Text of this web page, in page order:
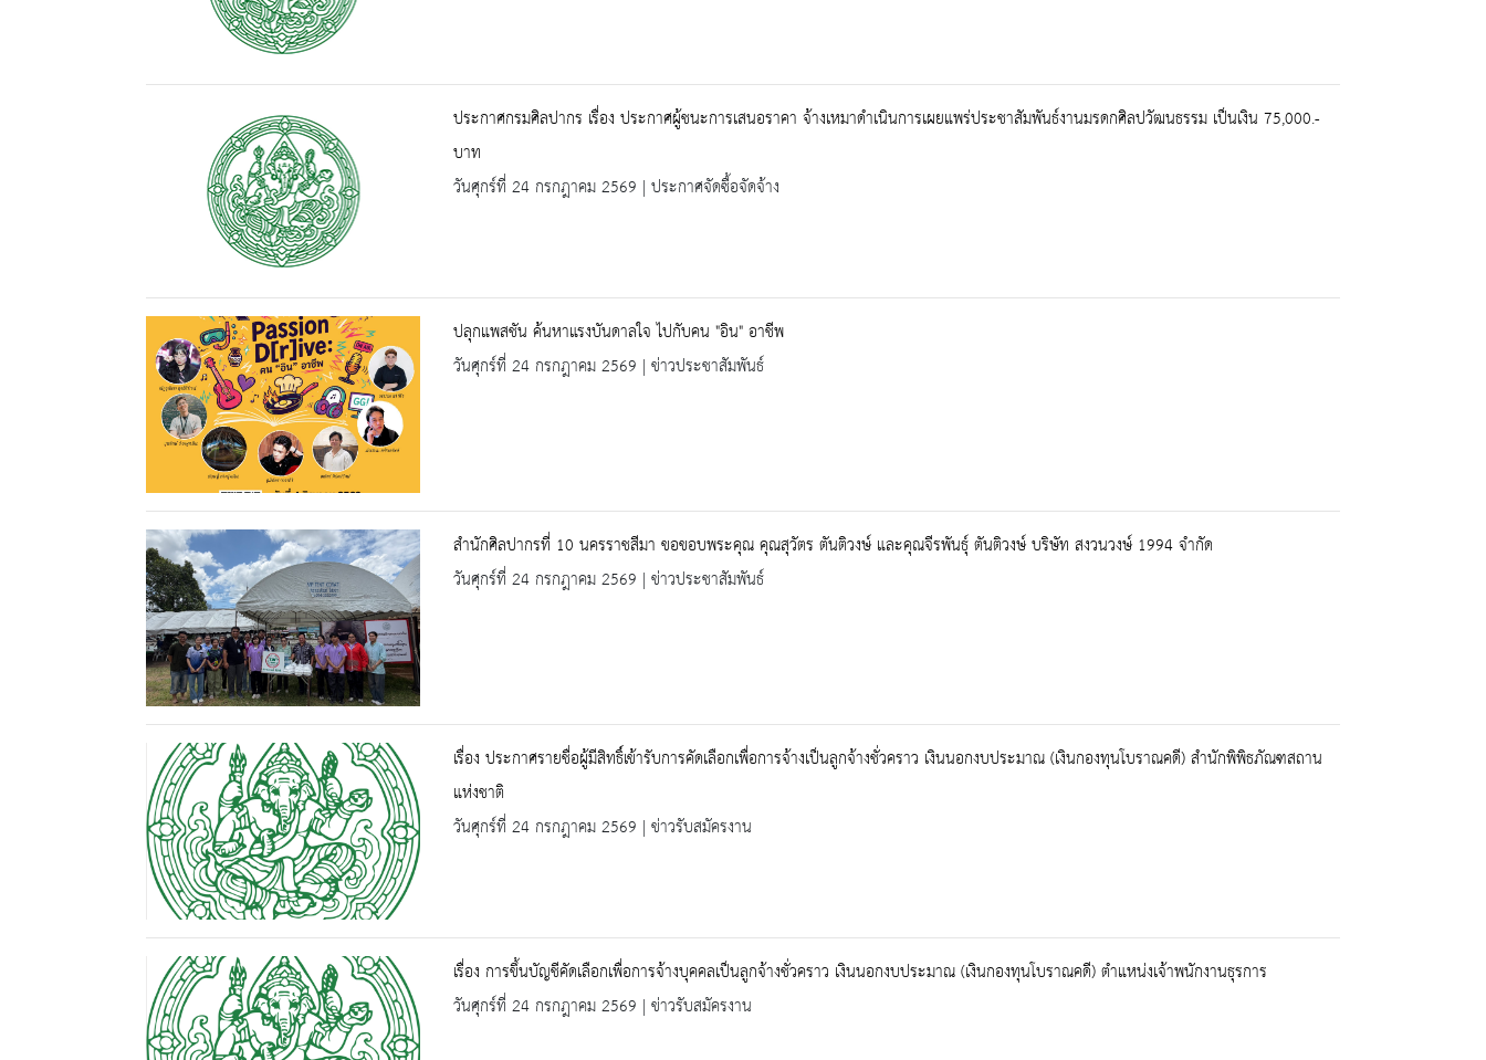
ประกาศกรมศิลปากร เรื่อง ประกาศผู้ชนะการเสนอราคา จ้างเหมาดำเนินการเผยแพร่ประชาสัมพันธ์งานมรดกศิลปวัฒนธรรม เป็นเงิน 75,000.-
บาท
วันศุกร์ที่ 24 กรกฎาคม 2569 | ประกาศจัดซื้อจัดจ้าง
ปลุกแพสชัน ค้นหาแรงบันดาลใจ ไปกับคน "อิน" อาชีพ
วันศุกร์ที่ 24 กรกฎาคม 2569 | ข่าวประชาสัมพันธ์
สำนักศิลปากรที่ 10 นครราชสีมา ขอขอบพระคุณ คุณสุวัตร ตันติวงษ์ และคุณจีรพันธุ์ ตันติวงษ์ บริษัท สงวนวงษ์ 1994 จำกัด
วันศุกร์ที่ 24 กรกฎาคม 2569 | ข่าวประชาสัมพันธ์
เรื่อง ประกาศรายชื่อผู้มีสิทธิ์เข้ารับการคัดเลือกเพื่อการจ้างเป็นลูกจ้างชั่วคราว เงินนอกงบประมาณ (เงินกองทุนโบราณคดี) สำนักพิพิธภัณฑสถาน
แห่งชาติ
วันศุกร์ที่ 24 กรกฎาคม 2569 | ข่าวรับสมัครงาน
เรื่อง การขึ้นบัญชีคัดเลือกเพื่อการจ้างบุคคลเป็นลูกจ้างชั่วคราว เงินนอกงบประมาณ (เงินกองทุนโบราณคดี) ตำแหน่งเจ้าพนักงานธุรการ
วันศุกร์ที่ 24 กรกฎาคม 2569 | ข่าวรับสมัครงาน